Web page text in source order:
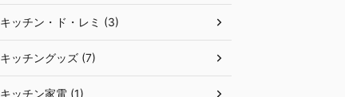
キッチン・ド・レミ (3)
キッチングッズ (7)
キッチン家電 (1)